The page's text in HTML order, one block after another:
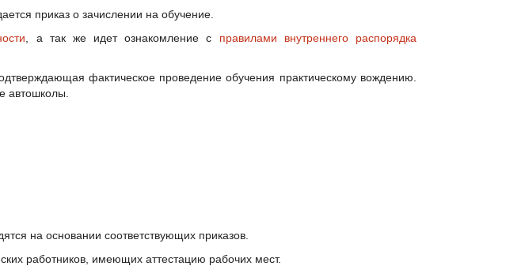
приказ о зачислении на обучение.
, а так же идет ознакомление с правилами внутреннего распорядка
фактическое проведение обучения практическому вождению.
автошколы.
на основании соответствующих приказов.
работников, имеющих аттестацию рабочих мест.